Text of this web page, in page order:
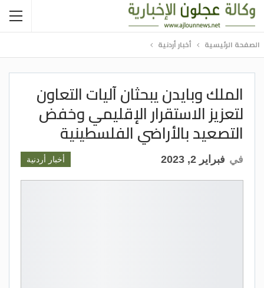
الصفحة الرئيسية أخبار أردنية
الملك وبايدن يبحثان آليات التعاون
لتعزيز الاستقرار الإقليمي وخفض
التصعيد بالأراضي الفلسطينية
أخبار أردنية في فبراير 2, 2023